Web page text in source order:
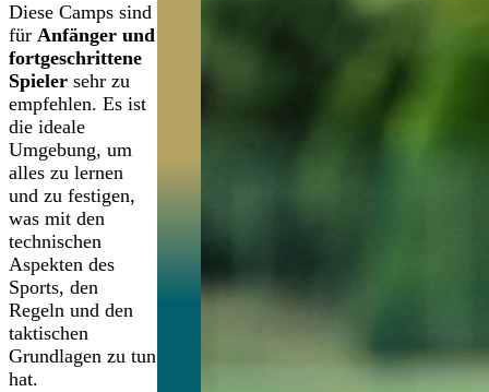
Diese Camps sind
für Anfänger und
fortgeschrittene
Spieler sehr zu
empfehlen. Es ist
die ideale
Umgebung, um
alles zu lernen
und zu festigen,
was mit den
technischen
Aspekten des
Sports, den
Regeln und den
taktischen
Grundlagen zu tun
hat.